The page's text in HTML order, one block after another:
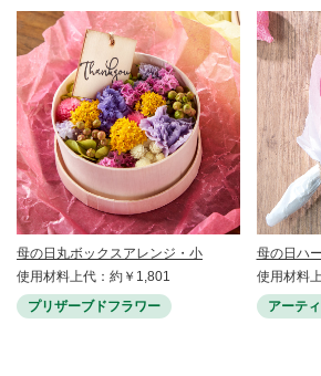
母の日丸ボックスアレンジ・小
使用材料上代：約￥1,801
プリザーブドフラワー
母の日ハ
使用材料
アーテ